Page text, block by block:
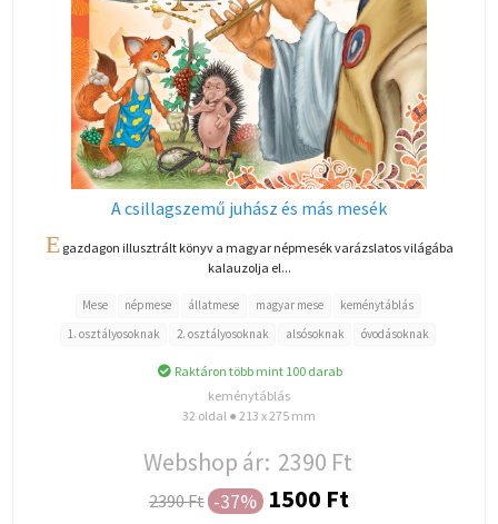
A csillagszemű juhász és más mesék
Egazdagon illusztrált könyv a magyar népmesék varázslatos világába
kalauzolja el...
Mese népmese állatmese magyar mese
keménytáblás
1. osztályosoknak
2. osztályosoknak alsósoknak óvodásoknak
Raktáron több mint 100 darab
keménytáblás
32 oldal ● 213 x 275 mm
Webshop ár: 2390 Ft
2390 Ft -37% 1500 Ft